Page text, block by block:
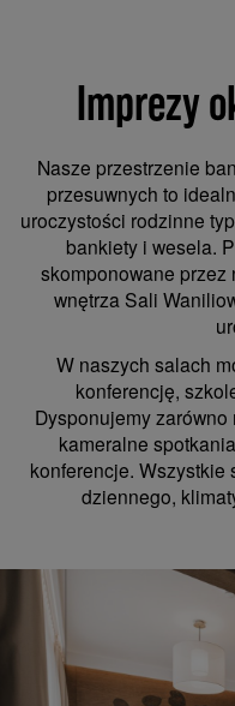
Imprezy
Nasze przestrzenie
przesuwnych to
uroczystości rodzinne
bankiety i wesela.
skomponowane
wnętrza Sali
W naszych salach
konferencję,
Dysponujemy
kameralne
konferencje. Wszystkie
dziennego,